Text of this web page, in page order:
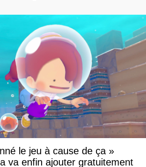
le jeu à cause de ça »
va enfin ajouter gratuitement